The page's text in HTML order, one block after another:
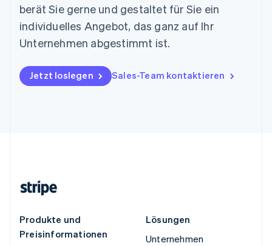
berät Sie gerne und gestaltet für Sie ein
individuelles Angebot, das ganz auf Ihr
Unternehmen abgestimmt ist.
Jetzt loslegen Sales-Team kontaktieren
Produkte und
Preisinformationen
Lösungen
Unternehmen